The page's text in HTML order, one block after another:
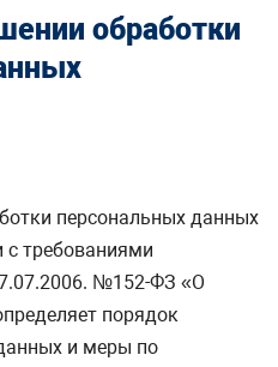
обработки
персональных данных
с требованиями
№152-ФЗ «О
порядок
и меры по